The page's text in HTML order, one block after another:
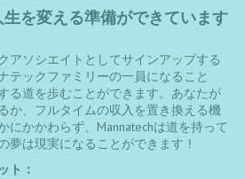
を変える準備ができています
アソシエイトとしてサインアップする
テックファミリーの一員になること
る道を歩むことができます。あなたが
か、フルタイムの収入を置き換える機
にかかわらず、Mannatechは道を持って
夢は現実になることができます！
ト：